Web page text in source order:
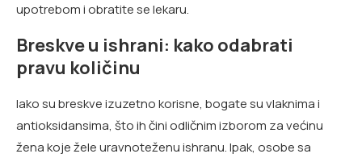
upotrebom i obratite se lekaru.
Breskve u ishrani: kako odabrati
pravu količinu
Iako su breskve izuzetno korisne, bogate su vlaknima i
antioksidansima, što ih čini odličnim izborom za većinu
žena koje žele uravnoteženu ishranu. Ipak, osobe sa